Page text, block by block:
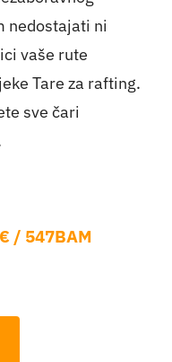
nedostajati ni
vaše rute
Tare za rafting.
sve čari
/ 547BAM